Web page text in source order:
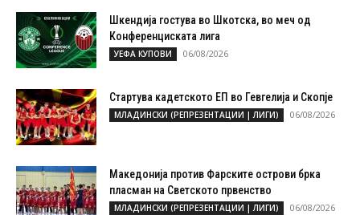
Шкендија гостува во Шкотска, во меч од
Конференциската лига
УЕФА КУПОВИ 06/08/2026
Стартува кадетското ЕП во Гевгелија и Скопје
МЛАДИНСКИ (РЕПРЕЗЕНТАЦИИ | ЛИГИ) 06/08/2026
Македонија против Фарските острови брка
пласман на Светското првенство
МЛАДИНСКИ (РЕПРЕЗЕНТАЦИИ | ЛИГИ) 06/08/2026